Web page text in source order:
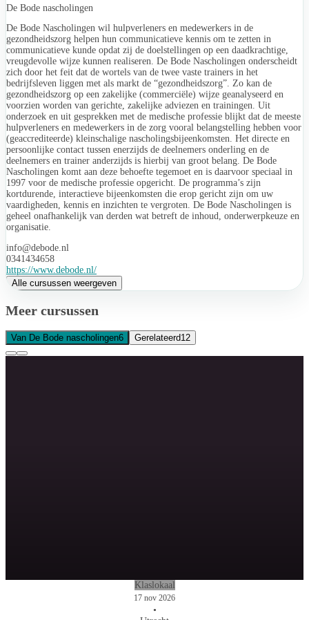
De Bode nascholingen
De Bode Nascholingen wil hulpverleners en medewerkers in de
gezondheidszorg helpen hun communicatieve kennis om te zetten in
communicatieve kunde opdat zij de doelstellingen op een daadkrachtige,
vreugdevolle wijze kunnen realiseren. De Bode Nascholingen onderscheidt
zich door het feit dat de wortels van de twee vaste trainers in het
bedrijfsleven liggen met als markt de “gezondheidszorg”. Zo kan de
gezondheidszorg op een zakelijke (commerciële) wijze geanalyseerd en
voorzien worden van gerichte, zakelijke adviezen en trainingen. Uit
onderzoek en uit gesprekken met de medische professie blijkt dat de meeste
hulpverleners en medewerkers in de zorg vooral belangstelling hebben voor
(geaccrediteerde) kleinschalige nascholingsbijeenkomsten. Het directe en
persoonlijke contact tussen enerzijds de deelnemers onderling en de
deelnemers en trainer anderzijds is hierbij van groot belang. De Bode
Nascholingen komt aan deze behoefte tegemoet en is daarvoor speciaal in
1997 voor de medische professie opgericht. De programma’s zijn
kortdurende, interactieve bijeenkomsten die erop gericht zijn om uw
vaardigheden, kennis en inzichten te vergroten. De Bode Nascholingen is
geheel onafhankelijk van derden wat betreft de inhoud, onderwerpkeuze en
organisatie.
info@debode.nl
0341434658
https://www.debode.nl/
Alle cursussen weergeven
Meer cursussen
Van De Bode nascholingen6 Gerelateerd12
Klaslokaal
17 nov 2026
•